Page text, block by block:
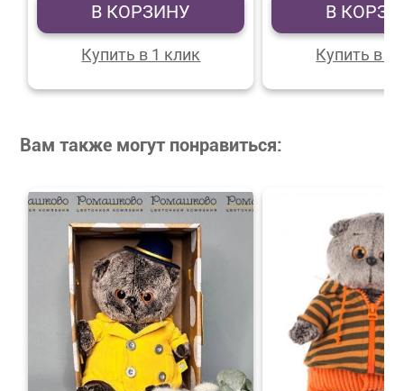
В КОРЗИНУ
Купить в 1 клик
В
Купить в 1
Вам также могут понравиться: